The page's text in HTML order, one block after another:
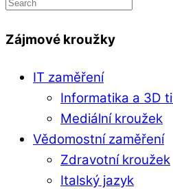
Zájmové kroužky
IT zaměření
Informatika a 3D
Mediální kroužek
Vědomostní zaměření
Zdravotní kroužek
Italský jazyk